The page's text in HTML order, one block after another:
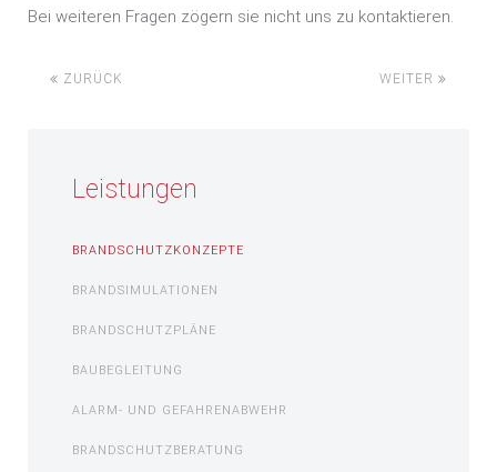
Bei weiteren Fragen zögern sie nicht uns zu kontaktieren.
ZURÜCK WEITER
Leistungen
BRANDSCHUTZKONZEPTE
BRANDSIMULATIONEN
BRANDSCHUTZPLÄNE
BAUBEGLEITUNG
ALARM- UND GEFAHRENABWEHR
BRANDSCHUTZBERATUNG